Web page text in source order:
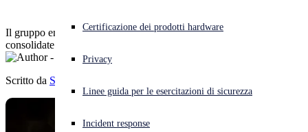
Cyberattacco in corso? Ottieni assistenza immediata
Accedi
Open search
Open language switcher
Certificazione dei prodotti hardware
Privacy
Linee guida per le esercitazioni di sicurezza
Incident response
Il gruppo emergente dimostra competenza nell'uso di tecniche
consolidate e un pizzico di ingegnosità
Scritto da Sophos Counter Threat Unit Research Team